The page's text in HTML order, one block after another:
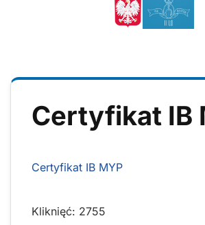
Certyfikat IB
Certyfikat IB MYP
Kliknięć: 2755